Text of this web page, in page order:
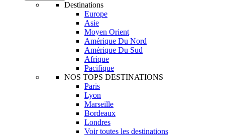
Destinations
Europe
Asie
Moyen Orient
Amérique Du Nord
Amérique Du Sud
Afrique
Pacifique
NOS TOPS DESTINATIONS
Paris
Lyon
Marseille
Bordeaux
Londres
Voir toutes les destinations